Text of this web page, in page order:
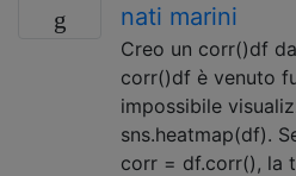
nati marini
Creo un corr()df
corr()df è venuto
impossibile
sns.heatmap(df).
corr = df.corr(), la